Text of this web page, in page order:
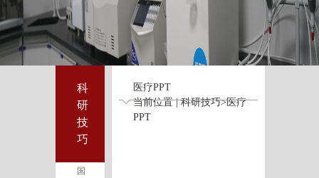
科
研
技
巧
国
医疗PPT
当前位置 | 科研技巧>医疗
PPT